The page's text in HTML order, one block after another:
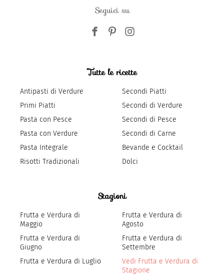
Seguici su
Tutte le ricette
Antipasti di Verdure
Primi Piatti
Pasta con Pesce
Pasta con Verdure
Pasta Integrale
Risotti Tradizionali
Secondi Piatti
Secondi di Verdure
Secondi di Pesce
Secondi di Carne
Bevande e Cocktail
Dolci
Stagioni
Frutta e Verdura di
Maggio
Frutta e Verdura di
Giugno
Frutta e Verdura di Luglio
Frutta e Verdura di
Agosto
Frutta e Verdura di
Settembre
Vedi Frutta e Verdura di
Stagione